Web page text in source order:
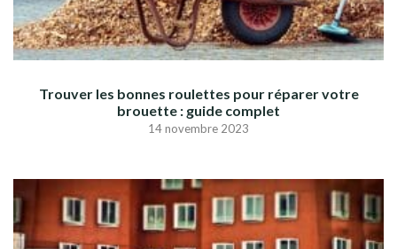
Trouver les bonnes roulettes pour réparer votre
brouette : guide complet
14 novembre 2023